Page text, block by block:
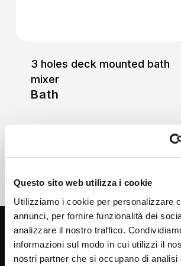
Questo sito web utilizza i cookie
Utilizziamo i cookie per personalizzare
annunci, per fornire funzionalità dei
analizzare il nostro traffico.
informazioni sul modo in cui utilizzi il
nostri partner che si occupano di analisi
3 holes deck mounted bath
mixer
Bath